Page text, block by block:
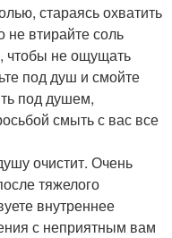
стараясь охватить
не втирайте соль
чтобы не ощущать
под душ и смойте
под душем,
смыть с вас все
очистит. Очень
тяжелого
внутреннее
с неприятным вам